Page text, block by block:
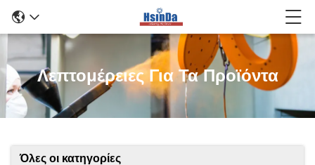
Λεπτομέρειες Για Τα Προϊόντα
Όλες οι κατηγορίες